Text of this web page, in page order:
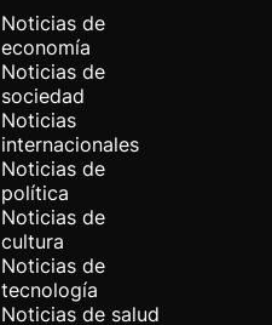
Noticias de
economía
Noticias de
sociedad
Noticias
internacionales
Noticias de
política
Noticias de
cultura
Noticias de
tecnología
Noticias de salud